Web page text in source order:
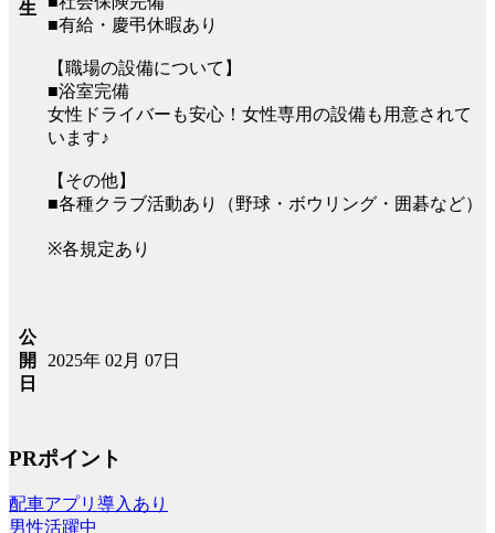
生
■有給・慶弔休暇あり
【職場の設備について】
■浴室完備
女性ドライバーも安心！女性専用の設備も用意されて
います♪
【その他】
■各種クラブ活動あり（野球・ボウリング・囲碁など）
※各規定あり
公
開
日
2025年 02月 07日
PRポイント
配車アプリ導入あり
男性活躍中